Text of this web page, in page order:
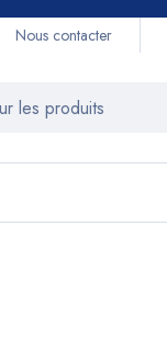
Nous contacter